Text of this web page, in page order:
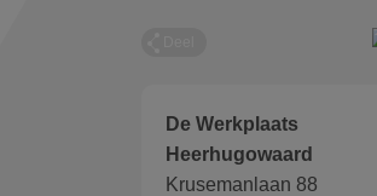
De Werkplaats
Heerhugowaard
Krusemanlaan 88